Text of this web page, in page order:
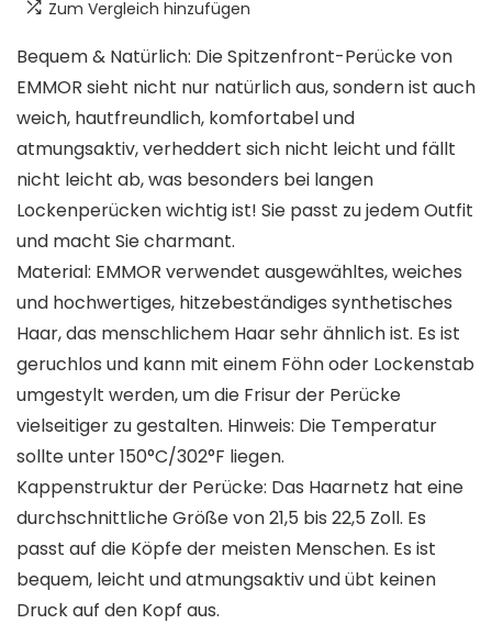
Zum Vergleich hinzufügen
Bequem & Natürlich: Die Spitzenfront-Perücke von
EMMOR sieht nicht nur natürlich aus, sondern ist auch
weich, hautfreundlich, komfortabel und
atmungsaktiv, verheddert sich nicht leicht und fällt
nicht leicht ab, was besonders bei langen
Lockenperücken wichtig ist! Sie passt zu jedem Outfit
und macht Sie charmant.
Material: EMMOR verwendet ausgewähltes, weiches
und hochwertiges, hitzebeständiges synthetisches
Haar, das menschlichem Haar sehr ähnlich ist. Es ist
geruchlos und kann mit einem Föhn oder Lockenstab
umgestylt werden, um die Frisur der Perücke
vielseitiger zu gestalten. Hinweis: Die Temperatur
sollte unter 150°C/302°F liegen.
Kappenstruktur der Perücke: Das Haarnetz hat eine
durchschnittliche Größe von 21,5 bis 22,5 Zoll. Es
passt auf die Köpfe der meisten Menschen. Es ist
bequem, leicht und atmungsaktiv und übt keinen
Druck auf den Kopf aus.